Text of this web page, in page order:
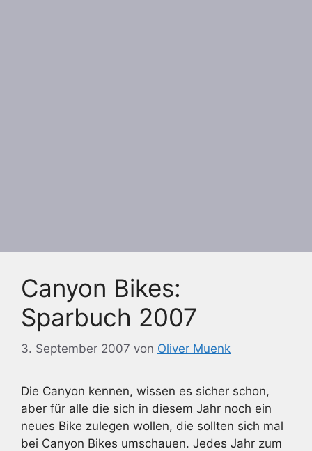
Canyon Bikes:
Sparbuch 2007
3. September 2007 von Oliver Muenk
Die Canyon kennen, wissen es sicher schon,
aber für alle die sich in diesem Jahr noch ein
neues Bike zulegen wollen, die sollten sich mal
bei Canyon Bikes umschauen. Jedes Jahr zum